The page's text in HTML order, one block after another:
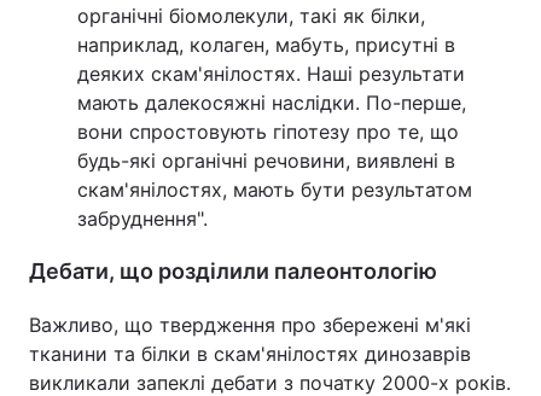
органічні біомолекули, такі як білки,
наприклад, колаген, мабуть, присутні в
деяких скам'янілостях. Наші результати
мають далекосяжні наслідки. По-перше,
вони спростовують гіпотезу про те, що
будь-які органічні речовини, виявлені в
скам'янілостях, мають бути результатом
забруднення".
Дебати, що розділили палеонтологію
Важливо, що твердження про збережені м'які
тканини та білки в скам'янілостях динозаврів
викликали запеклі дебати з початку 2000-х років.